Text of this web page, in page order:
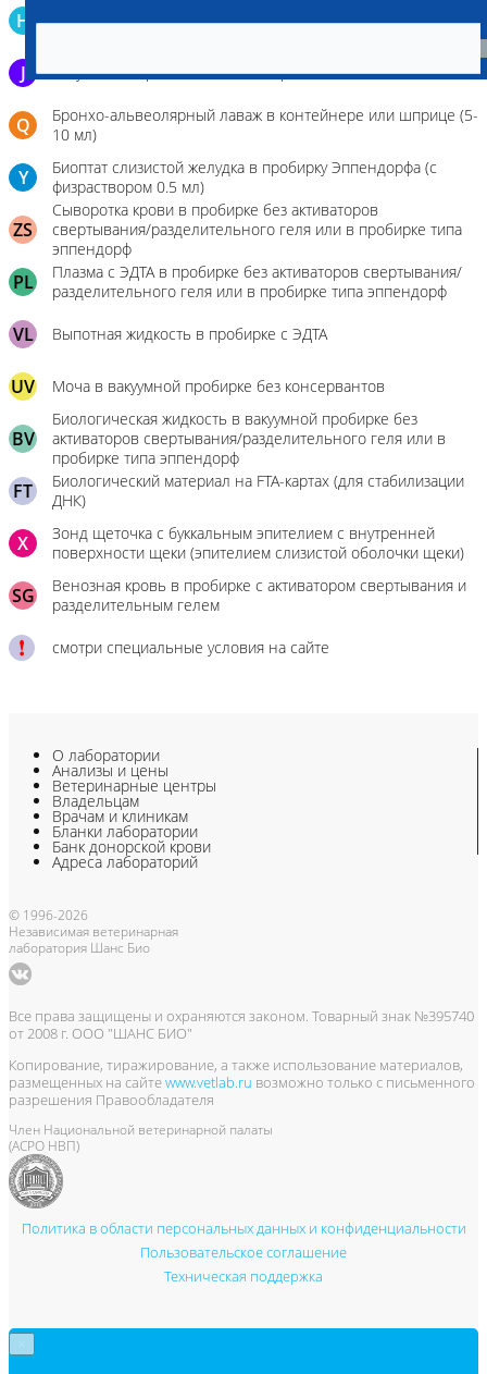
H
3,8%)
J Эякулят в стерильном контейнере
Q
Бронхо-альвеолярный лаваж в контейнере или шприце (5-
10 мл)
Y
Биоптат слизистой желудка в пробирку Эппендорфа (с
физраствором 0.5 мл)
ZS
Сыворотка крови в пробирке без активаторов
свертывания/разделительного геля или в пробирке типа
эппендорф
PL
Плазма с ЭДТА в пробирке без активаторов свертывания/
разделительного геля или в пробирке типа эппендорф
VL Выпотная жидкость в пробирке с ЭДТА
UV Моча в вакуумной пробирке без консервантов
BV
Биологическая жидкость в вакуумной пробирке без
активаторов свертывания/разделительного геля или в
пробирке типа эппендорф
FT
Биологический материал на FTA-картах (для стабилизации
ДНК)
X
Зонд щеточка с буккальным эпителием с внутренней
поверхности щеки (эпителием слизистой оболочки щеки)
SG
Венозная кровь в пробирке с активатором свертывания и
разделительным гелем
смотри специальные условия на сайте
О лаборатории
Анализы и цены
Ветеринарные центры
Владельцам
Врачам и клиникам
Бланки лаборатории
Банк донорской крови
Адреса лабораторий
© 1996-2026
Независимая ветеринарная
лаборатория Шанс Био
Все права защищены и охраняются законом. Товарный знак №395740
от 2008 г. ООО "ШАНС БИО"
Копирование, тиражирование, а также использование материалов,
размещенных на сайтеwww.vetlab.ru возможно только с письменного
разрешения Правообладателя
Член Национальной ветеринарной палаты
(АСРО НВП)
Политика в области персональных данных и конфиденциальности
Пользовательское соглашение
Техническая поддержка